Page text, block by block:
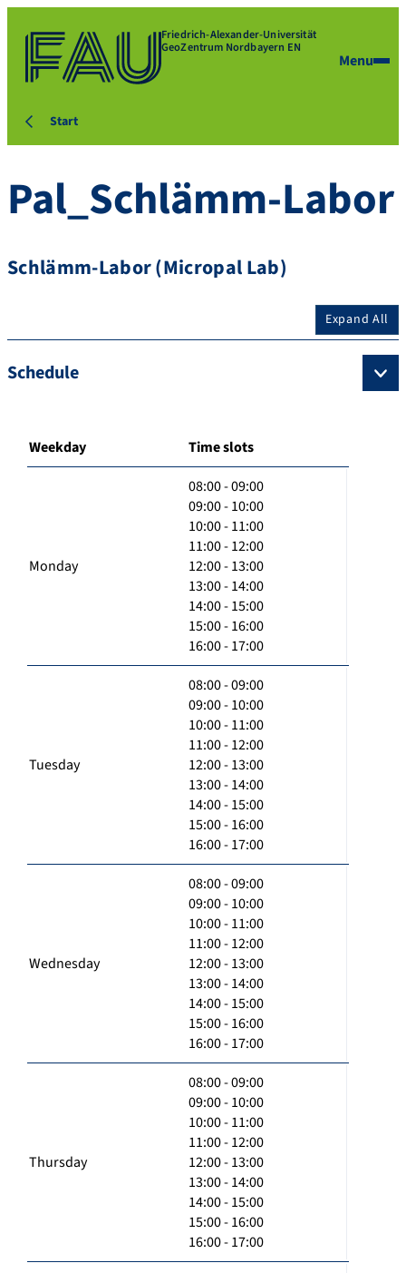
Friedrich-Alexander-Universität
GeoZentrum Nordbayern EN
Menu
Start
Pal_Schlämm-Labor
Schlämm-Labor (Micropal Lab)
Expand All
Schedule
Weekday Time slots
Monday
08:00 - 09:00
09:00 - 10:00
10:00 - 11:00
11:00 - 12:00
12:00 - 13:00
13:00 - 14:00
14:00 - 15:00
15:00 - 16:00
16:00 - 17:00
Tuesday
08:00 - 09:00
09:00 - 10:00
10:00 - 11:00
11:00 - 12:00
12:00 - 13:00
13:00 - 14:00
14:00 - 15:00
15:00 - 16:00
16:00 - 17:00
Wednesday
08:00 - 09:00
09:00 - 10:00
10:00 - 11:00
11:00 - 12:00
12:00 - 13:00
13:00 - 14:00
14:00 - 15:00
15:00 - 16:00
16:00 - 17:00
Thursday
08:00 - 09:00
09:00 - 10:00
10:00 - 11:00
11:00 - 12:00
12:00 - 13:00
13:00 - 14:00
14:00 - 15:00
15:00 - 16:00
16:00 - 17:00